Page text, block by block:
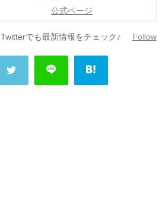
公式ページ
Twitterでも最新情報をチェック♪ Follow